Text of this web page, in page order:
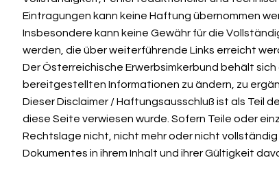
Eintragungen kann keine Haftung übernommen
Insbesondere kann keine Gewähr für die
werden, die über weiterführende Links erreicht
Der Österreichische Erwerbsimkerbund behält
bereitgestellten Informationen zu ändern, zu
Dieser Disclaimer / Haftungsausschluß ist als Teil
diese Seite verwiesen wurde. Sofern Teile oder
Rechtslage nicht, nicht mehr oder nicht
Dokumentes in ihrem Inhalt und ihrer Gültigkeit